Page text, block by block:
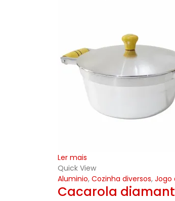
Ler mais
Quick View
Aluminio, Cozinha diversos, Jogo
Cacarola